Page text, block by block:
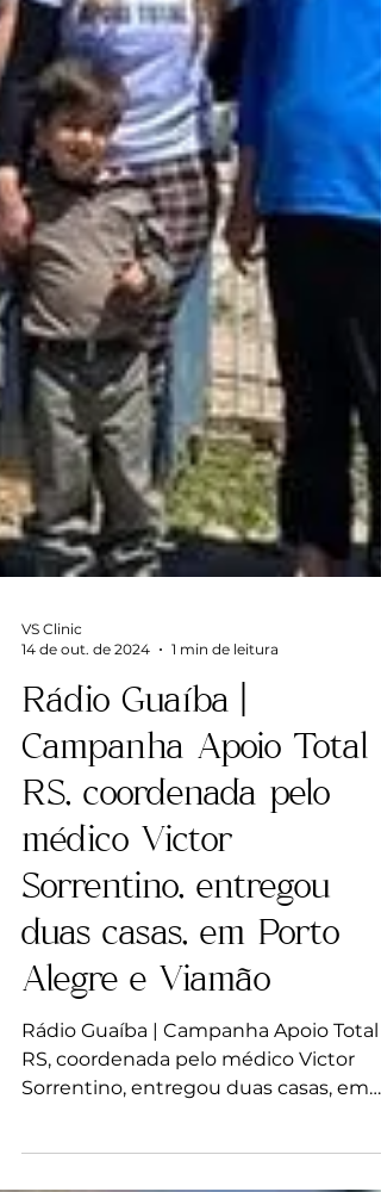
VS Clinic
14 de out. de 2024
1 min de leitura
Rádio Guaíba |
Campanha Apoio Total
RS, coordenada pelo
médico Victor
Sorrentino, entregou
duas casas, em Porto
Alegre e Viamão
Rádio Guaíba | Campanha Apoio Total